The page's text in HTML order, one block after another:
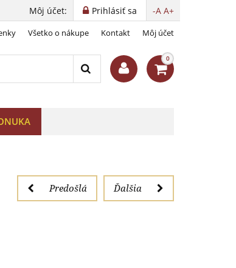
-A A+
Prihlásiť sa
Môj účet:
Všetko o nákupe Kontakt Môj účet
0
Ďalšia
Predošlá
vojny